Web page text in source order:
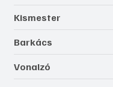
Kismester
Barkács
Vonalzó